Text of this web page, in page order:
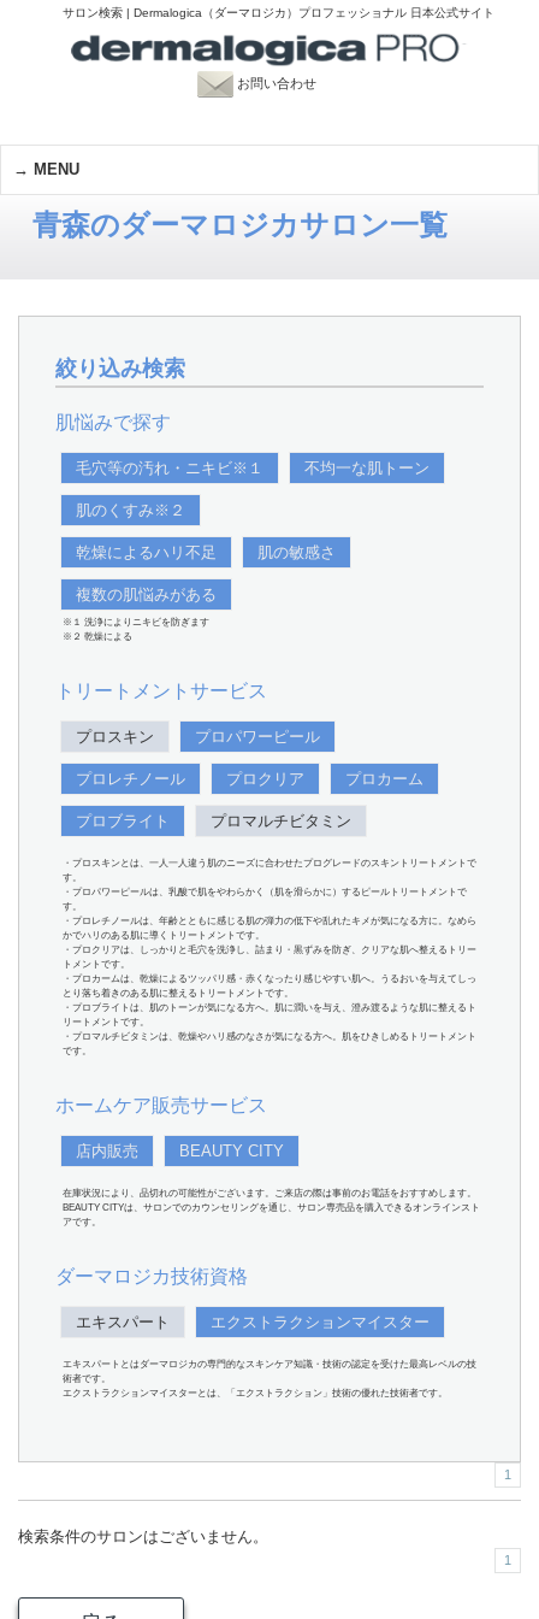
サロン検索 | Dermalogica（ダーマロジカ）プロフェッショナル 日本公式サイト
お問い合わせ
MENU
青森のダーマロジカサロン一覧
絞り込み検索
肌悩みで探す
毛穴等の汚れ・ニキビ※１ 不均一な肌トーン
肌のくすみ※２
乾燥によるハリ不足 肌の敏感さ
複数の肌悩みがある
※１ 洗浄によりニキビを防ぎます
※２ 乾燥による
トリートメントサービス
プロスキン プロパワーピール
プロレチノール プロクリア プロカーム
プロブライト プロマルチビタミン
・プロスキンとは、一人一人違う肌のニーズに合わせたプログレードのスキントリートメントで
す。
・プロパワーピールは、乳酸で肌をやわらかく（肌を滑らかに）するピールトリートメントで
す。
・プロレチノールは、年齢とともに感じる肌の弾力の低下や乱れたキメが気になる方に。なめら
かでハリのある肌に導くトリートメントです。
・プロクリアは、しっかりと毛穴を洗浄し、詰まり・黒ずみを防ぎ、クリアな肌へ整えるトリー
トメントです。
・プロカームは、乾燥によるツッパリ感・赤くなったり感じやすい肌へ。うるおいを与えてしっ
とり落ち着きのある肌に整えるトリートメントです。
・プロブライトは、肌のトーンが気になる方へ。肌に潤いを与え、澄み渡るような肌に整えるト
リートメントです。
・プロマルチビタミンは、乾燥やハリ感のなさが気になる方へ。肌をひきしめるトリートメント
です。
ホームケア販売サービス
店内販売 BEAUTY CITY
在庫状況により、品切れの可能性がございます。ご来店の際は事前のお電話をおすすめします。
BEAUTY CITYは、サロンでのカウンセリングを通じ、サロン専売品を購入できるオンラインスト
アです。
ダーマロジカ技術資格
エキスパート エクストラクションマイスター
エキスパートとはダーマロジカの専門的なスキンケア知識・技術の認定を受けた最高レベルの技
術者です。
エクストラクションマイスターとは、「エクストラクション」技術の優れた技術者です。
1
検索条件のサロンはございません。
1